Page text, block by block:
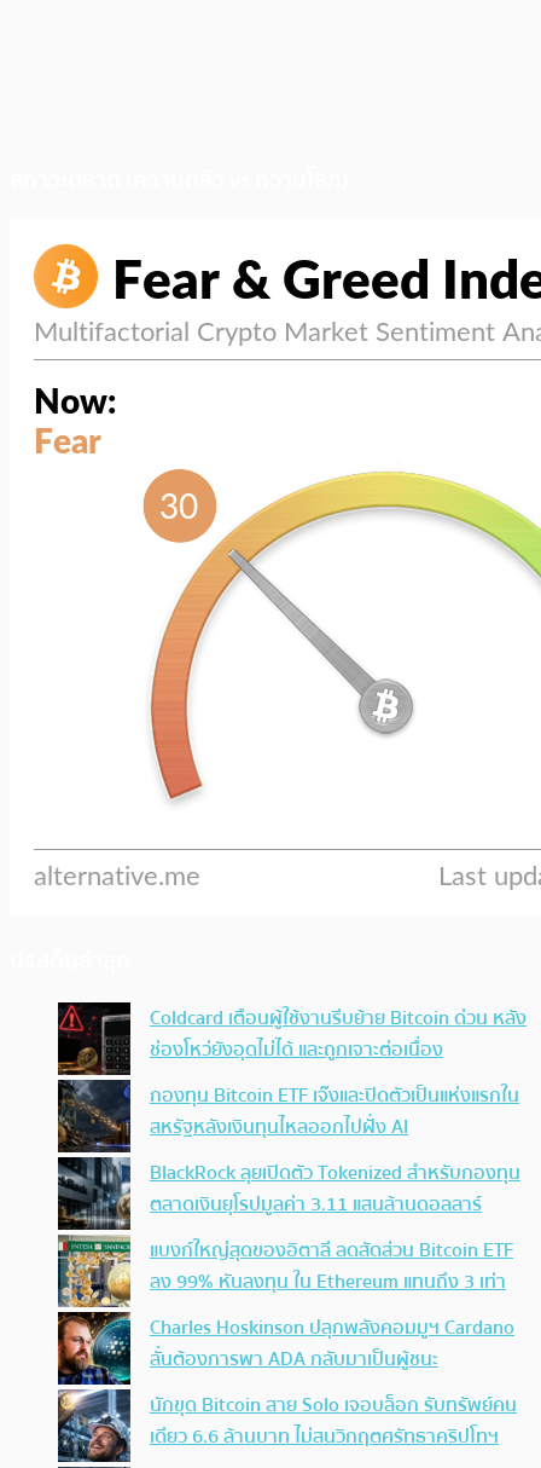
Coldcard เตือนผู้ใช้งานรีบย้าย Bitcoin ด่วน หลัง
ช่องโหว่ยังอุดไม่ได้ และถูกเจาะต่อเนื่อง
กองทุน Bitcoin ETF เจ๊งและปิดตัวเป็นแห่งแรกใน
สหรัฐหลังเงินทุนไหลออกไปฝั่ง AI
BlackRock ลุยเปิดตัว Tokenized สำหรับกองทุน
ตลาดเงินยุโรปมูลค่า 3.11 แสนล้านดอลลาร์
แบงก์ใหญ่สุดของอิตาลี ลดสัดส่วน Bitcoin ETF
ลง 99% หันลงทุน ใน Ethereum แทนถึง 3 เท่า
Charles Hoskinson ปลุกพลังคอมมูฯ Cardano
ลั่นต้องการพา ADA กลับมาเป็นผู้ชนะ
นักขุด Bitcoin สาย Solo เจอบล็อก รับทรัพย์คน
เดียว 6.6 ล้านบาท ไม่สนวิกฤตศรัทธาคริปโทฯ